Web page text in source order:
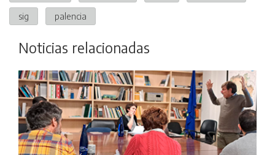
sig palencia
Noticias relacionadas